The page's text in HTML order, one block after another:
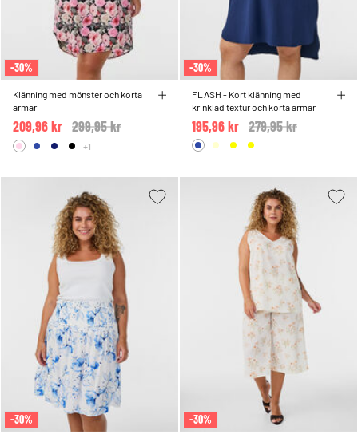
-30%
Klänning med mönster och korta
ärmar
Price reduced from
299,95 kr
209,96 kr
+1
-30%
FLASH - Kort klänning med
krinklad textur och korta ärmar
Price reduced from
279,95 kr
195,96 kr
-30% -30%